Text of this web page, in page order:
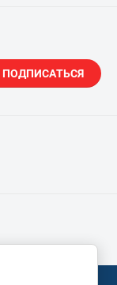
ПОДПИСАТЬСЯ